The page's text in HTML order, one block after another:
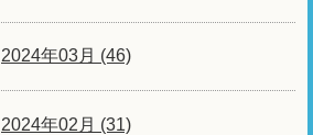
2024年03月 (46)
2024年02月 (31)